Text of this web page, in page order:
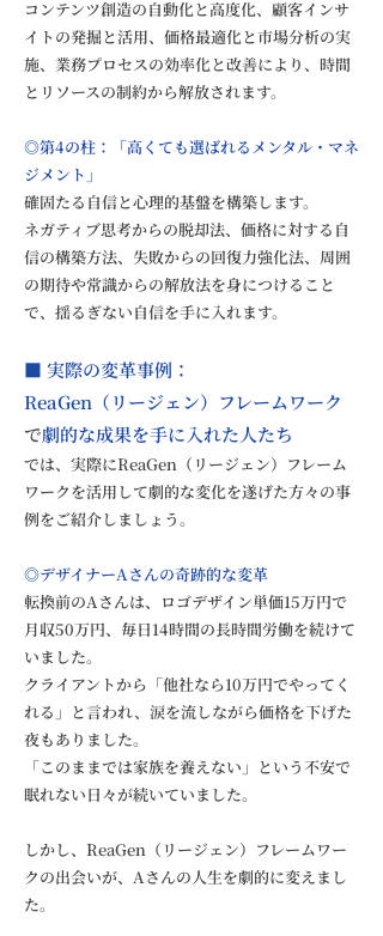
コンテンツ創造の自動化と高度化、顧客インサ
イトの発掘と活用、価格最適化と市場分析の実
施、業務プロセスの効率化と改善により、時間
とリソースの制約から解放されます。
◎第4の柱：「高くても選ばれるメンタル・マネ
ジメント」
確固たる自信と心理的基盤を構築します。
ネガティブ思考からの脱却法、価格に対する自
信の構築方法、失敗からの回復力強化法、周囲
の期待や常識からの解放法を身につけること
で、揺るぎない自信を手に入れます。
■ 実際の変革事例：
ReaGen（リージェン）フレームワーク
で劇的な成果を手に入れた人たち
では、実際にReaGen（リージェン）フレーム
ワークを活用して劇的な変化を遂げた方々の事
例をご紹介しましょう。
◎デザイナーAさんの奇跡的な変革
転換前のAさんは、ロゴデザイン単価15万円で
月収50万円、毎日14時間の長時間労働を続けて
いました。
クライアントから「他社なら10万円でやってく
れる」と言われ、涙を流しながら価格を下げた
夜もありました。
「このままでは家族を養えない」という不安で
眠れない日々が続いていました。
しかし、ReaGen（リージェン）フレームワー
クの出会いが、Aさんの人生を劇的に変えまし
た。